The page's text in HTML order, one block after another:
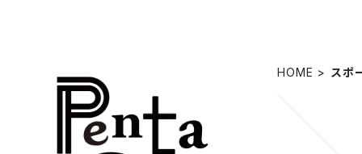
HOME スポ